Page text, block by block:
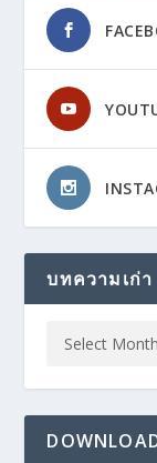
บทความเก่า